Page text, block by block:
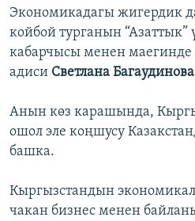
Экономикадагы жигердик
койбой турганын
кабарчысы менен
адиси Светлана Багаудинова
Анын көз карашында,
ошол эле коңшусу
башка.
Кыргызстандын
чакан бизнес менен